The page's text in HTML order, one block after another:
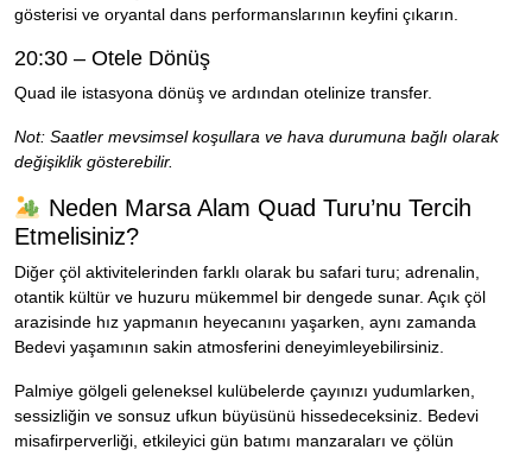
gösterisi ve oryantal dans performanslarının keyfini çıkarın.
20:30 – Otele Dönüş
Quad ile istasyona dönüş ve ardından otelinize transfer.
Not: Saatler mevsimsel koşullara ve hava durumuna bağlı olarak
değişiklik gösterebilir.
Neden Marsa Alam Quad Turu’nu Tercih
Etmelisiniz?
Diğer çöl aktivitelerinden farklı olarak bu safari turu; adrenalin,
otantik kültür ve huzuru mükemmel bir dengede sunar. Açık çöl
arazisinde hız yapmanın heyecanını yaşarken, aynı zamanda
Bedevi yaşamının sakin atmosferini deneyimleyebilirsiniz.
Palmiye gölgeli geleneksel kulübelerde çayınızı yudumlarken,
sessizliğin ve sonsuz ufkun büyüsünü hissedeceksiniz. Bedevi
misafirperverliği, etkileyici gün batımı manzaraları ve çölün